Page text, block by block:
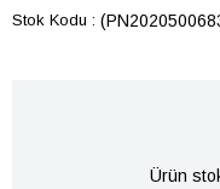
Stok Kodu
Ürün